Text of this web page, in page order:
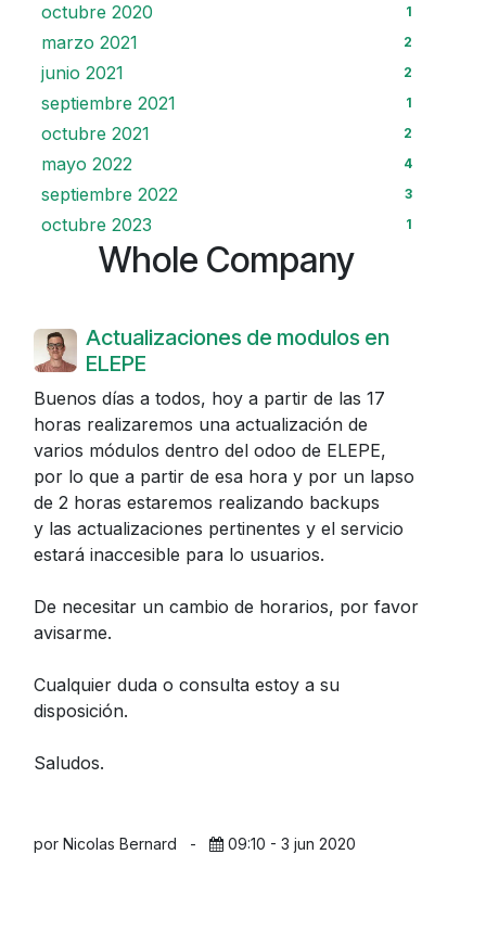
octubre 2020 1
marzo 2021 2
junio 2021 2
septiembre 2021 1
octubre 2021 2
mayo 2022 4
septiembre 2022 3
octubre 2023 1
Whole Company
Actualizaciones de modulos en
ELEPE
Buenos días a todos, hoy a partir de las 17
horas realizaremos una actualización de
varios módulos dentro del odoo de ELEPE,
por lo que a partir de esa hora y por un lapso
de 2 horas estaremos realizando backups
y las actualizaciones pertinentes y el servicio
estará inaccesible para lo usuarios.
De necesitar un cambio de horarios, por favor
avisarme.
Cualquier duda o consulta estoy a su
disposición.
Saludos.
por Nicolas Bernard - 09:10 - 3 jun 2020